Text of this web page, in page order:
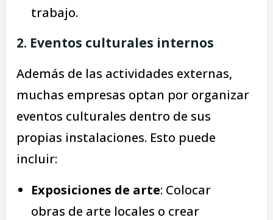
trabajo.
2. Eventos culturales internos
Además de las actividades externas,
muchas empresas optan por organizar
eventos culturales dentro de sus
propias instalaciones. Esto puede
incluir:
Exposiciones de arte: Colocar
obras de arte locales o crear